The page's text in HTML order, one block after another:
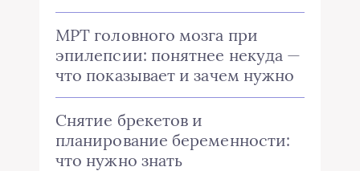
МРТ головного мозга при
эпилепсии: понятнее некуда —
что показывает и зачем нужно
Снятие брекетов и
планирование беременности:
что нужно знать